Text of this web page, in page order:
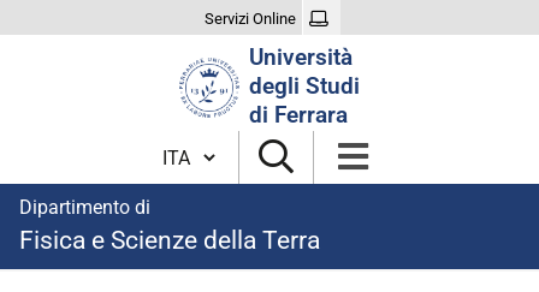
Servizi Online
Università
degli Studi
di Ferrara
Cambia lingua
Dipartimento di
Fisica e Scienze della Terra